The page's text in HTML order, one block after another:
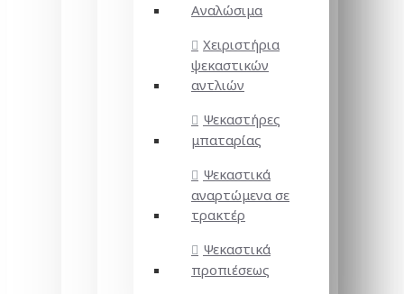
Αναλώσιμα
Χειριστήρια
ψεκαστικών
αντλιών
Ψεκαστήρες
μπαταρίας
Ψεκαστικά
αναρτώμενα σε
τρακτέρ
Ψεκαστικά
προπιέσεως